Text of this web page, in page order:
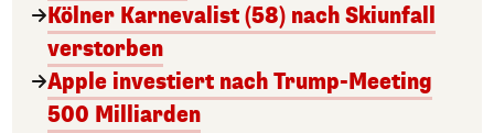
Kölner Karnevalist (58) nach Skiunfall
verstorben
Apple investiert nach Trump-Meeting
500 Milliarden